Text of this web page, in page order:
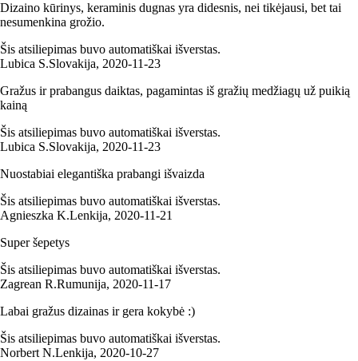
Dizaino kūrinys, keraminis dugnas yra didesnis, nei tikėjausi, bet tai
nesumenkina grožio.
Šis atsiliepimas buvo automatiškai išverstas.
Lubica S.Slovakija, 2020‑11‑23
Gražus ir prabangus daiktas, pagamintas iš gražių medžiagų už puikią
kainą
Šis atsiliepimas buvo automatiškai išverstas.
Lubica S.Slovakija, 2020‑11‑23
Nuostabiai elegantiška prabangi išvaizda
Šis atsiliepimas buvo automatiškai išverstas.
Agnieszka K.Lenkija, 2020‑11‑21
Super šepetys
Šis atsiliepimas buvo automatiškai išverstas.
Zagrean R.Rumunija, 2020‑11‑17
Labai gražus dizainas ir gera kokybė :)
Šis atsiliepimas buvo automatiškai išverstas.
Norbert N.Lenkija, 2020‑10‑27